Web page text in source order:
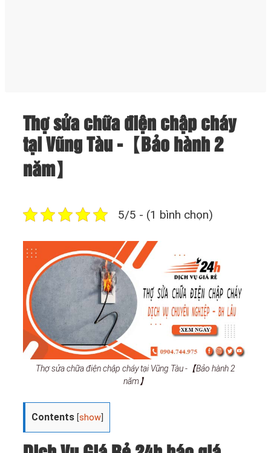
Thợ sửa chữa điện chập cháy
tại Vũng Tàu -【Bảo hành 2
năm】
5/5 - (1 bình chọn)
Thợ sửa chữa điện chập cháy tại Vũng Tàu -【Bảo hành 2
năm】
Contents [show